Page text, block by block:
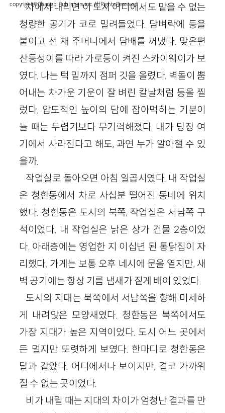
차에서 내리면 이 도시 어디에서도 맡을 수 없는
청량한 공기가 코로 밀려들었다. 담벼락에 등을
붙이고 선 채 주머니에서 담배를 꺼냈다. 맞은편
산등성이를 따라 가로등이 켜진 스카이웨이가 보
였다. 나는 턱 밑까지 점퍼 깃을 올렸다. 벽돌이 뿜
어내는 차가운 기운이 잘 벼린 칼날처럼 등을 찔
렀다. 압도적인 높이의 담에 잡아먹히는 기분이
들 때는 두렵기보다 무기력해졌다. 내가 당장 여
기에서 사라진다고 해도, 과연 누가 알아챌 수 있
을까.
작업실로 돌아오면 아침 일곱시였다. 내 작업실
은 청한동에서 차로 사십분 떨어진 동네에 위치
했다. 청한동은 도시의 북쪽, 작업실은 서남쪽 구
석이었다. 내 작업실은 낡은 상가 건물 2층이었
다. 아래층에는 영업한 지 이십년 된 통닭집이 자
리했다. 가게는 보통 오후 네시에 문을 열지만, 새
벽 공기에는 항상 기름 냄새가 짙게 배어 있었다.
도시의 지대는 북쪽에서 서남쪽을 향해 미세하
게 내려앉은 모양새였다. 청한동은 북쪽에서도
가장 지대가 높은 지역이었다. 도시 어느 곳에서
든 멀지만 또렷하게 보였다. 한마디로 청한동은
달과 같았다. 어디에서나 보이지만, 결코 가까워
질 수 없는 곳이었다.
비가 내릴 때는 지대의 차이가 엄청난 결과를 만
copyright © Changbi Publishers, inc. All Rights Reserved.